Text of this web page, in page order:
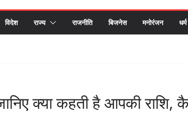
स्वर्ण पदक
विदेश राज्य राजनीति बिजनेस मनोरंजन धर्म
क्या कहती है आपकी राशि,